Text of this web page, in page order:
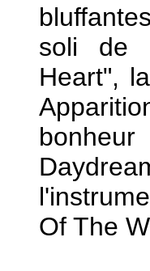
soli de
Heart",
Of The